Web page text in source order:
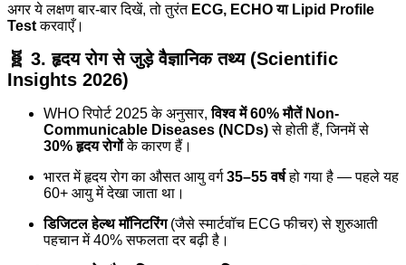
अगर ये लक्षण बार-बार दिखें, तो तुरंत ECG, ECHO या Lipid Profile
Testकरवाएँ।
🧬 3. हृदय रोग से जुड़े वैज्ञानिक तथ्य (Scientific
Insights 2026)
WHO रिपोर्ट 2025 के अनुसार,विश्व में 60% मौतें Non-
Communicable Diseases (NCDs)से होती हैं, जिनमें से
30% हृदय रोगोंके कारण हैं।
भारत में हृदय रोग का औसत आयु वर्ग35–55 वर्षहो गया है — पहले यह
60+ आयु में देखा जाता था।
डिजिटल हेल्थ मॉनिटरिंग(जैसे स्मार्टवॉच ECG फीचर) से शुरुआती
पहचान में 40% सफलता दर बढ़ी है।